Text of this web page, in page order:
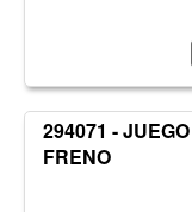
294071 -
FRENO